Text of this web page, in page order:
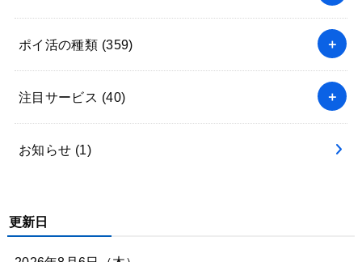
ポイ活の種類 (359)
注目サービス (40)
お知らせ (1)
更新日